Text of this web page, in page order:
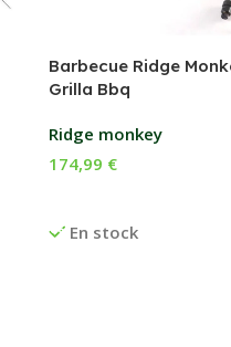
Barbecue Ridge
Grilla Bbq
Ridge monkey
En stock
174,99 €